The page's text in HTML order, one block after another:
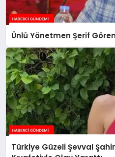
Ünlü Yönetmen Şerif
Türkiye Güzeli Şevval